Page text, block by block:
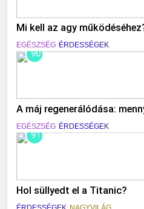
Mi kell az agy
EGÉSZSÉG ÉRDESSÉGEK
90
A máj regenerálódása:
EGÉSZSÉG ÉRDESSÉGEK
91
Hol süllyedt el a Titanic?